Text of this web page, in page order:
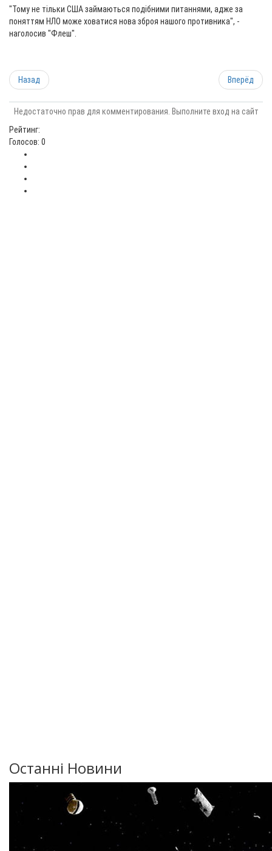
"Тому не тільки США займаються подібними питаннями, адже за
поняттям НЛО може ховатися нова зброя нашого противника", -
наголосив "Флеш".
Назад Вперёд
Недостаточно прав для комментирования. Выполните вход на сайт
Рейтинг:
Голосов: 0
Останні Новини